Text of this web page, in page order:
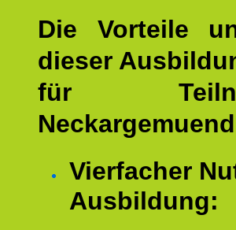
Die Vorteile
dieser
für
Vierfacher
Ausbildung: